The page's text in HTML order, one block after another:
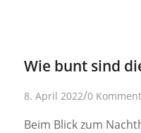
Wie bunt sind
8. April 2022/0
Beim Blick zum